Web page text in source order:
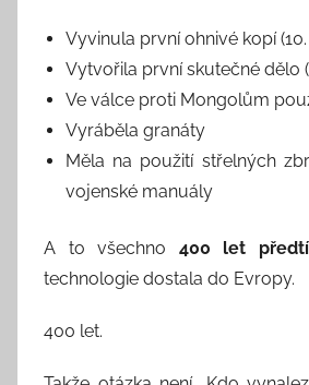
Vyvinula první ohnivé kopí
Vytvořila první skutečné dělo
Ve válce proti Mongolům
Vyráběla granáty
Měla na použití střelných
vojenské manuály
A to všechno 400 let
technologie dostala do Evropy.
400 let.